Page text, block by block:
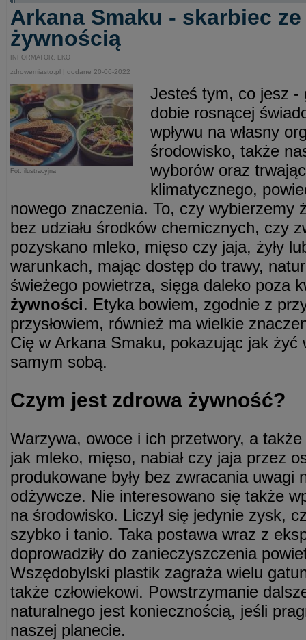
Arkana Smaku - skarbiec
żywnością
INFORMATOR. EKO
zdrowemiasto.pl | dodane 20-06-2022
Fot. ilustracyjna
Jesteś tym, co jesz -
dobie rosnącej
wpływu na własny
środowisko, także
wyborów oraz
klimatycznego,
nowego znaczenia. To, czy wybierzemy
bez udziału środków chemicznych, czy
pozyskano mleko, mięso czy jaja, żyły
warunkach, mając dostęp do trawy,
świeżego powietrza, sięga daleko poza
żywności. Etyka bowiem, zgodnie z
przysłowiem, również ma wielkie
Cię w Arkana Smaku, pokazując jak żyć
samym sobą.
Czym jest zdrowa żywność?
Warzywa, owoce i ich przetwory, a
jak mleko, mięso, nabiał czy jaja przez
produkowane były bez zwracania uwagi
odżywcze. Nie interesowano się także
na środowisko. Liczył się jedynie zysk,
szybko i tanio. Taka postawa wraz z
doprowadziły do zanieczyszczenia
Wszędobylski plastik zagraża wielu
także człowiekowi. Powstrzymanie
naturalnego jest koniecznością, jeśli
naszej planecie.